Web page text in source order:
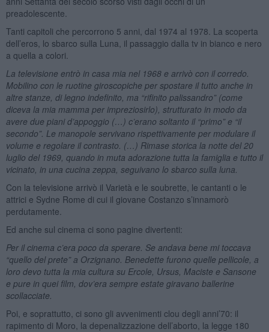
preadolescente.
Tanti capitoli che percorrono 5 anni, dal 1974 al 1978. La scoperta
dell’eros, lo sbarco sulla Luna, il passaggio dalla tv in bianco e nero
a quella a colori.
La televisione entrò in casa mia nel 1968 e arrivò con il corredo.
Mobilino con le ruotine giroscopiche per spostare il tutto anche in
altre stanze, di legno indefinito, ma “rifinito palissandro” (come
diceva la mia mamma per impreziosirlo), strutturato in modo da
avere due piani d’appoggio (…) c’erano soltanto il “primo” e “il
secondo”. Le manopole servivano rispettivamente per modulare il
volume e regolare il contrasto. (…) Rimase storica la notte del 20
luglio del 1969, quando in muta adorazione tutta la famiglia e tutto il
vicinato, in una cucina zeppa, seguivano lo sbarco sulla luna.
Con la televisione arrivò il Varietà e le soubrette, le cantanti o le
attrici e Sydne Rome di cui il giovane Costanzo s’innamorò
perdutamente.
Ed anche sul cinema ci sono pagine divertenti:
Per il cinema c’era poco da sperare. Se andava bene mi toccava
“quello del prete” a Orzignano. Benedette furono quelle pellicole, a
loro devo tutta la mia cultura su Ercole, Ursus, Maciste e Sansone
e pure in quei film, dov’era sempre estate giravano ballerine
scollacciate.
Poi, e soprattutto, ci sono gli avvenimenti clou degli anni’70: il
rapimento di Moro, la depenalizzazione dell’aborto, la legge 180